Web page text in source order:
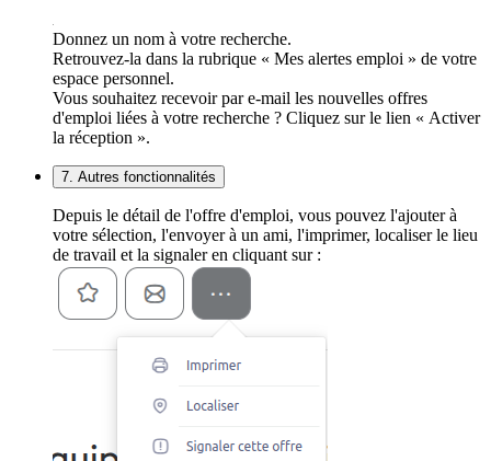
Donnez un nom à votre recherche.
Retrouvez-la dans la rubrique « Mes alertes emploi » de votre
espace personnel.
Vous souhaitez recevoir par e-mail les nouvelles offres
d'emploi liées à votre recherche ? Cliquez sur le lien « Activer
la réception ».
7. Autres fonctionnalités
Depuis le détail de l'offre d'emploi, vous pouvez l'ajouter à
votre sélection, l'envoyer à un ami, l'imprimer, localiser le lieu
de travail et la signaler en cliquant sur :